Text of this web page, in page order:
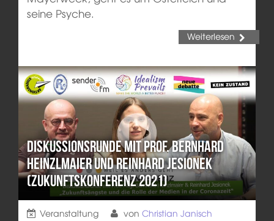
seine Psyche.
Weiterlesen
Diskussionsrunde mit Prof. Bernhard
Heinzlmaier und Reinhard Jesionek
(Zukunftskonferenz 2021)
Veranstaltung von Christian Janisch